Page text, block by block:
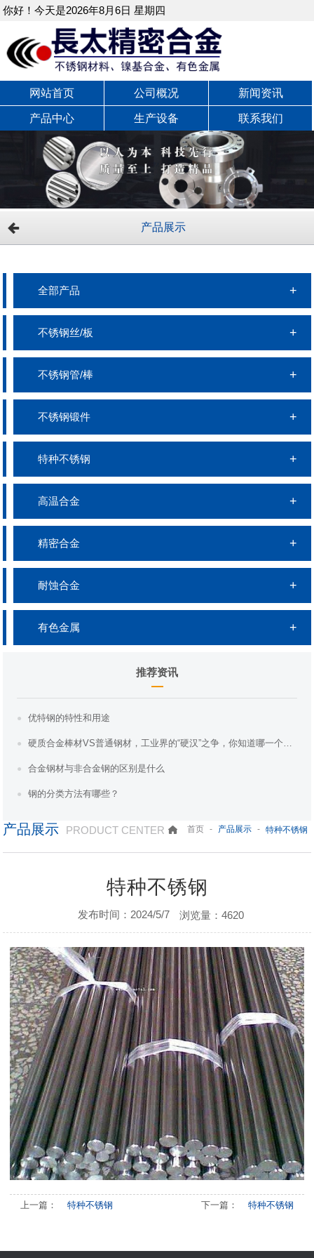
你好！今天是2026年8月6日 星期四
网站首页 公司概况 新闻资讯
产品中心 生产设备 联系我们
产品展示
全部产品
不锈钢丝/板
不锈钢管/棒
不锈钢锻件
特种不锈钢
高温合金
精密合金
耐蚀合金
有色金属
推荐资讯
优特钢的特性和用途
硬质合金棒材VS普通钢材，工业界的“硬汉”之争，你知道哪一个更胜一筹吗？
合金钢材与非合金钢的区别是什么
钢的分类方法有哪些？
产品展示 PRODUCT CENTER 首页 - 产品展示 - 特种不锈钢
特种不锈钢
发布时间：2024/5/7 浏览量：4620
上一篇： 特种不锈钢 下一篇： 特种不锈钢